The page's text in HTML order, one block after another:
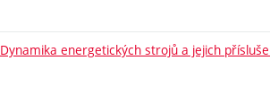
Dynamika energetických strojů a jejich